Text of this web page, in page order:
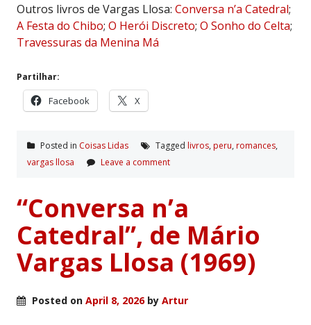
Outros livros de Vargas Llosa: Conversa n’a Catedral;
A Festa do Chibo; O Herói Discreto; O Sonho do Celta;
Travessuras da Menina Má
Partilhar:
Facebook X
Posted in Coisas Lidas Tagged livros, peru, romances,
vargas llosa
Leave a comment
“Conversa n’a
Catedral”, de Mário
Vargas Llosa (1969)
Posted on April 8, 2026by Artur